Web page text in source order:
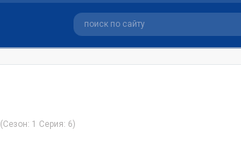
(Сезон: 1 Серия: 6)